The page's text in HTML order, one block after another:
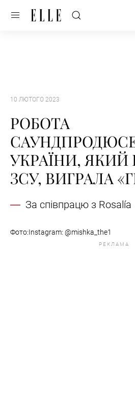
10 ЛЮТОГО 2023
РОБОТА
УКРАЇНИ,
ЗСУ, ВИГРАЛА
За співпрацю з Rosalía
Фото:Instagram: @mishka_the1
РЕКЛАМА